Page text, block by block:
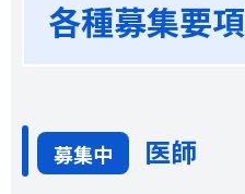
各種募集要項
募集中 医師